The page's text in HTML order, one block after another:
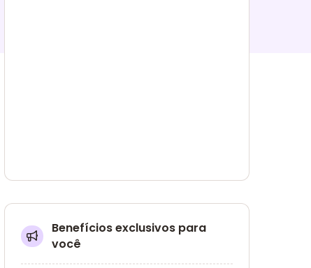
Benefícios exclusivos para
você